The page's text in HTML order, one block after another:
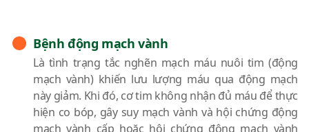
Bệnh động mạch vành
Là tình trạng tắc nghẽn mạch máu nuôi tim (động
mạch vành) khiến lưu lượng máu qua động mạch
này giảm. Khi đó, cơ tim không nhận đủ máu để thực
hiện co bóp, gây suy mạch vành và hội chứng động
mạch vành cấp hoặc hội chứng động mạch vành